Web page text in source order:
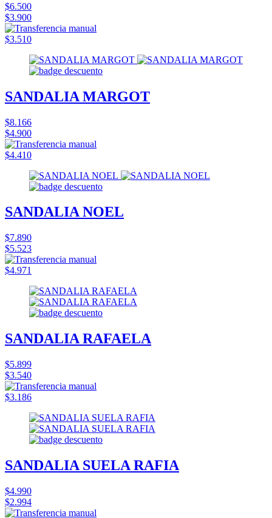
$6.500
$3.900
$3.510
SANDALIA MARGOT
$8.166
$4.900
$4.410
SANDALIA NOEL
$7.890
$5.523
$4.971
SANDALIA RAFAELA
$5.899
$3.540
$3.186
SANDALIA SUELA RAFIA
$4.990
$2.994